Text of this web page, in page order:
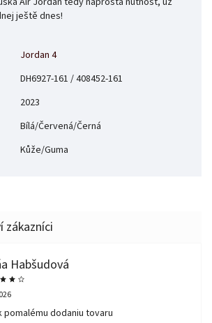
ještě dnes!
Jordan 4
DH6927-161 / 408452-161
2023
Bílá/Červená/Černá
Kůže/Guma
Habšudová
pomalému dodaniu tovaru